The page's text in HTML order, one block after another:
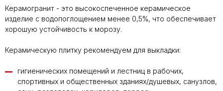
Керамогранит - это высокоспеченное керамическое
изделие с водопоглощением менее 0,5%, что обеспечивает
хорошую устойчивость к морозу.
Керамическую плитку рекомендуем для выкладки:
гигиенических помещений и лестниц в рабочих,
спортивных и общественных зданиях/душевых, санузлов,